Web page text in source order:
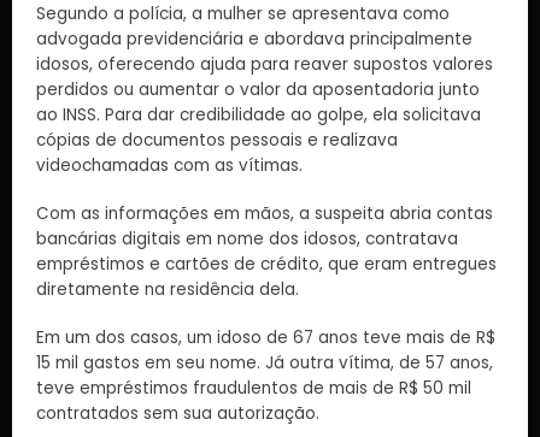
Segundo a polícia, a mulher se apresentava como
advogada previdenciária e abordava principalmente
idosos, oferecendo ajuda para reaver supostos valores
perdidos ou aumentar o valor da aposentadoria junto
ao INSS. Para dar credibilidade ao golpe, ela solicitava
cópias de documentos pessoais e realizava
videochamadas com as vítimas.
Com as informações em mãos, a suspeita abria contas
bancárias digitais em nome dos idosos, contratava
empréstimos e cartões de crédito, que eram entregues
diretamente na residência dela.
Em um dos casos, um idoso de 67 anos teve mais de R$
15 mil gastos em seu nome. Já outra vítima, de 57 anos,
teve empréstimos fraudulentos de mais de R$ 50 mil
contratados sem sua autorização.